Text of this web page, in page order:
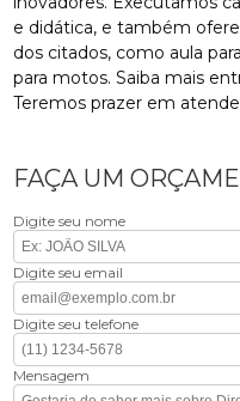
e didática, e também
dos citados, como aula
para motos. Saiba mais
Teremos prazer em
FAÇA UM
Digite seu nome
Digite seu email
Digite seu telefone
Mensagem